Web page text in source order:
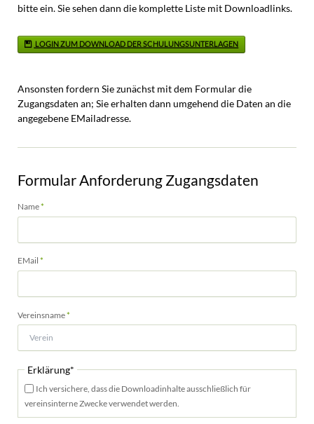
bitte ein. Sie sehen dann die komplette Liste mit Downloadlinks.
LOGIN ZUM DOWNLOAD DER SCHULUNGSUNTERLAGEN
Ansonsten fordern Sie zunächst mit dem Formular die
Zugangsdaten an; Sie erhalten dann umgehend die Daten an die
angegebene EMailadresse.
Formular Anforderung Zugangsdaten
Pflichtfeld
Name*
Pflichtfeld
EMail *
Pflichtfeld
Vereinsname*
Pflichtfeld
Erklärung*
Ich versichere, dass die Downloadinhalte ausschließlich für
vereinsinterne Zwecke verwendet werden.